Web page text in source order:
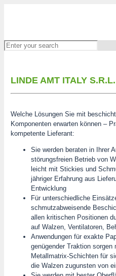
LINDE AMT ITALY S.R.L.
Welche Lösungen Sie mit
Komponenten erwarten können –
kompetente Lieferant:
Sie werden beraten in Ihrer
störungsfreien Betrieb von
leicht mit Stickies und
jähriger Erfahrung aus
Entwicklung
Für unterschiedliche
schmutzabweisende
allen kritischen Positionen
auf Walzen, Ventilatoren,
Anwendungen für exakte
genügender Traktion
Metallmatrix-Schichten für
die Walzen zugunsten von